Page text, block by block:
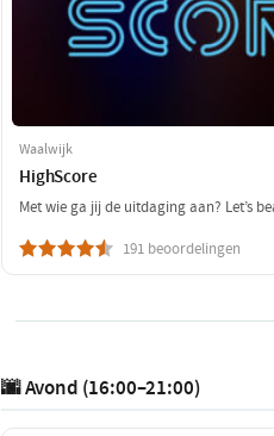
Waalwijk
HighScore
Met wie ga jij de uitdaging aan? Let’s
191 beoordelingen
🌆 Avond (16:00–21:00)